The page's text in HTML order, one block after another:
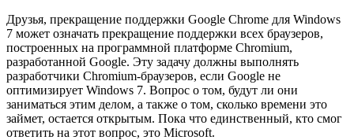
Друзья, прекращение поддержки Google Chrome для Windows
7 может означать прекращение поддержки всех браузеров,
построенных на программной платформе Chromium,
разработанной Google. Эту задачу должны выполнять
разработчики Chromium-браузеров, если Google не
оптимизирует Windows 7. Вопрос о том, будут ли они
заниматься этим делом, а также о том, сколько времени это
займет, остается открытым. Пока что единственный, кто смог
ответить на этот вопрос, это Microsoft.